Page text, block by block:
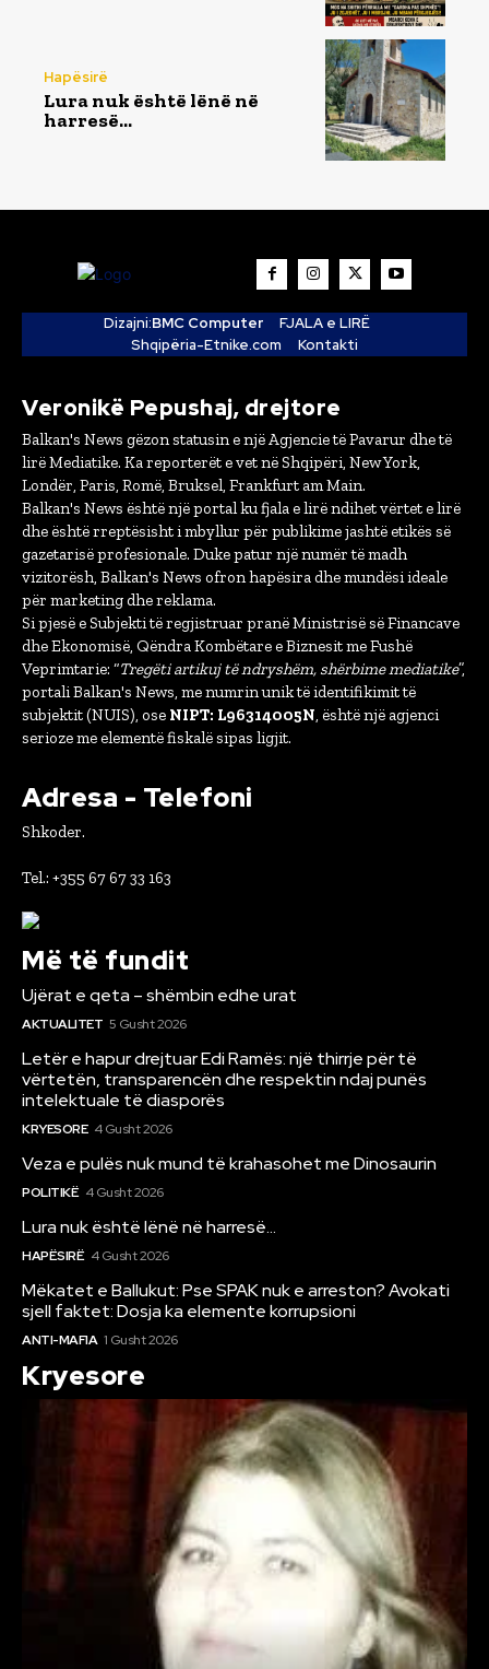
Hapësirë
Lura nuk është lënë në
harresë…
Dizajni:BMC Computer
FJALA e LIRË
Shqipëria-Etnike.com
Kontakti
Veronikë Pepushaj, drejtore
Balkan's News gëzon statusin e një Agjencie të Pavarur dhe të
lirë Mediatike. Ka reporterët e vet në Shqipëri, New York,
Londër, Paris, Romë, Bruksel, Frankfurt am Main.
Balkan's News është një portal ku fjala e lirë ndihet vërtet e lirë
dhe është rreptësisht i mbyllur për publikime jashtë etikës së
gazetarisë profesionale. Duke patur një numër të madh
vizitorësh, Balkan's News ofron hapësira dhe mundësi ideale
për marketing dhe reklama.
Si pjesë e Subjekti të regjistruar pranë Ministrisë së Financave
dhe Ekonomisë, Qëndra Kombëtare e Biznesit me Fushë
Veprimtarie: “Tregëti artikuj të ndryshëm, shërbime mediatike”,
portali Balkan's News, me numrin unik të identifikimit të
subjektit (NUIS), ose NIPT: L96314005N, është një agjenci
serioze me elementë fiskalë sipas ligjit.
Adresa - Telefoni
Shkoder.
Tel.: +355 67 67 33 163
Më të fundit
Ujërat e qeta – shëmbin edhe urat
AKTUALITET 5 Gusht 2026
Letër e hapur drejtuar Edi Ramës: një thirrje për të
vërtetën, transparencën dhe respektin ndaj punës
intelektuale të diasporës
KRYESORE 4 Gusht 2026
Veza e pulës nuk mund të krahasohet me Dinosaurin
POLITIKË 4 Gusht 2026
Lura nuk është lënë në harresë…
HAPËSIRË 4 Gusht 2026
Mëkatet e Ballukut: Pse SPAK nuk e arreston? Avokati
sjell faktet: Dosja ka elemente korrupsioni
ANTI-MAFIA 1 Gusht 2026
Kryesore